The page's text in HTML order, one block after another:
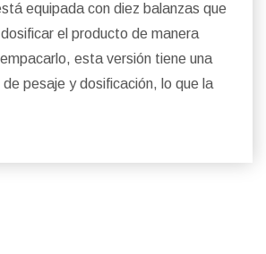
equipada con diez balanzas que
el producto de manera
esta versión tiene una
pesaje y dosificación, lo que la